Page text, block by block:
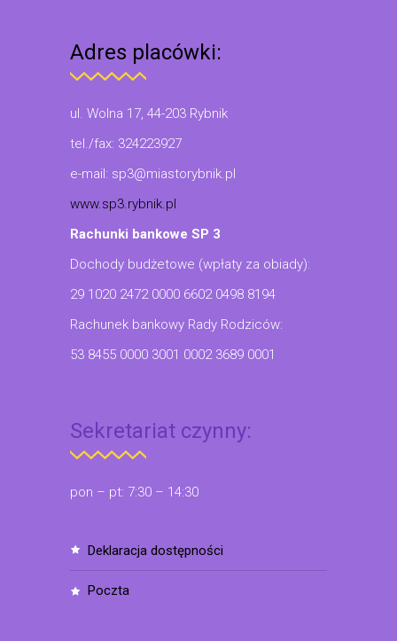
Adres placówki:
ul. Wolna 17, 44-203 Rybnik
tel./fax: 324223927
e-mail: sp3@miastorybnik.pl
www.sp3.rybnik.pl
Rachunki bankowe SP 3
Dochody budżetowe (wpłaty za obiady):
29 1020 2472 0000 6602 0498 8194
Rachunek bankowy Rady Rodziców:
53 8455 0000 3001 0002 3689 0001
Sekretariat czynny:
pon – pt: 7:30 – 14:30
deklaracja dostępności
poczta